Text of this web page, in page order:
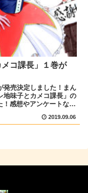
メコ課長」１巻が
発売決定しました！まん
地味子とカメコ課長」の
！感想やアンケートなど
2019.09.06